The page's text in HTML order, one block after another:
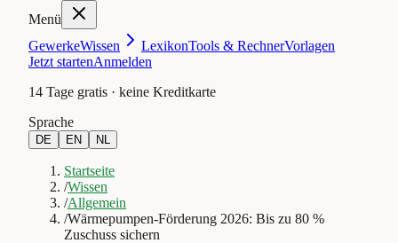
Menü
GewerkeWissen LexikonTools & RechnerVorlagen
Jetzt startenAnmelden
14 Tage gratis · keine Kreditkarte
Sprache
DE EN NL
Startseite
/Wissen
/Allgemein
/Wärmepumpen-Förderung 2026: Bis zu 80 %
Zuschuss sichern